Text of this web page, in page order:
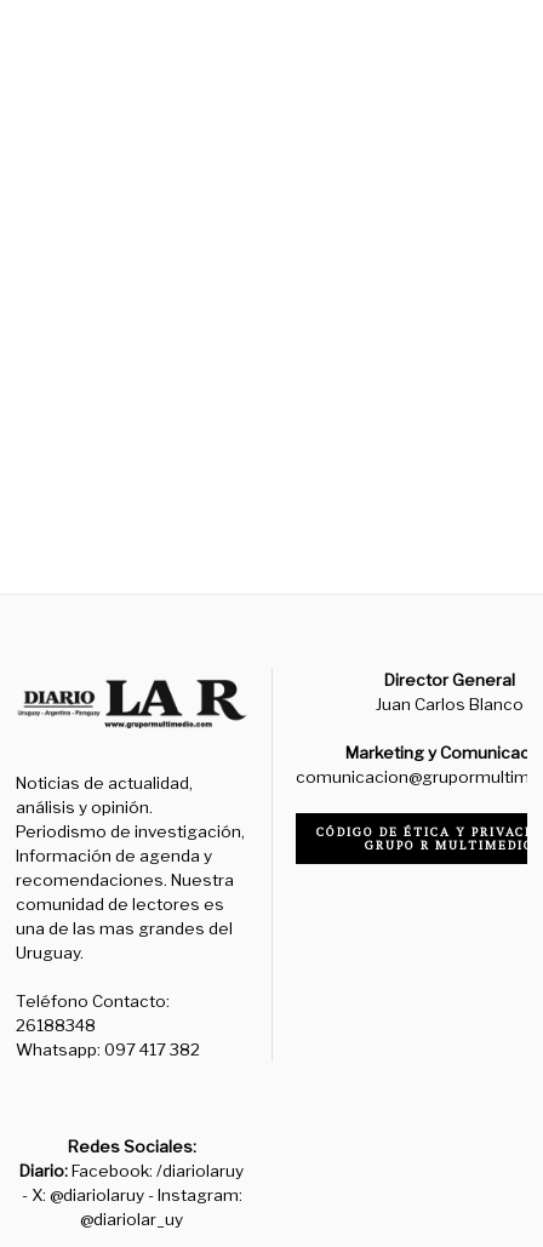
Noticias de actualidad,
análisis y opinión.
Periodismo de investigación,
Información de agenda y
recomendaciones. Nuestra
comunidad de lectores es
una de las mas grandes del
Uruguay.
Teléfono Contacto:
26188348
Whatsapp: 097 417 382
Director General
Juan Carlos Blanco
Marketing y
CÓDIGO DE ÉTICA Y
GRUPO R MULTIMEDIO
Redes Sociales:
Diario:Facebook: /diariolaruy
- X: @diariolaruy - Instagram:
@diariolar_uy